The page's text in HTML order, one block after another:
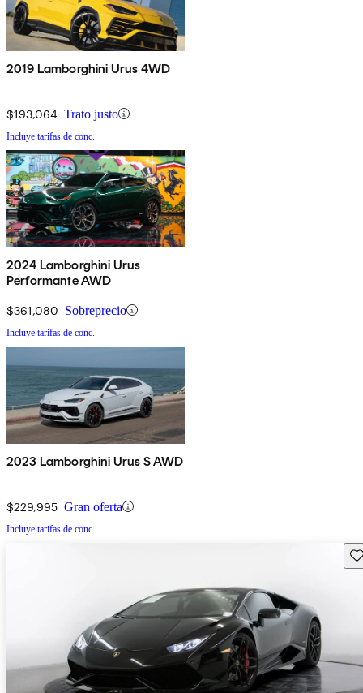
2019 Lamborghini Urus 4WD
$193,064 Trato justo
Incluye tarifas de conc.
2024 Lamborghini Urus
Performante AWD
$361,080 Sobreprecio
Incluye tarifas de conc.
2023 Lamborghini Urus S AWD
$229,995 Gran oferta
Incluye tarifas de conc.